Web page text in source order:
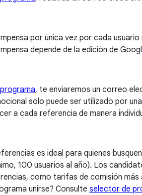
por única vez por cada
depende de la edición de
, te enviaremos un correo
solo puede ser utilizado por
a cada referencia de manera
es ideal para quienes
100 usuarios al año). Los
como tarifas de comisión
unirse? Consulte selector de